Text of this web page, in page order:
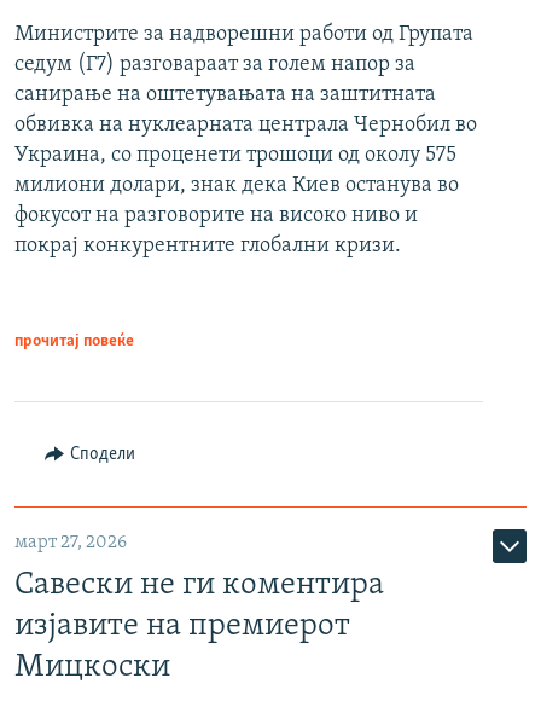
Министрите за надворешни работи од Групата
седум (Г7) разговараат за голем напор за
санирање на оштетувањата на заштитната
обвивка на нуклеарната централа Чернобил во
Украина, со проценети трошоци од околу 575
милиони долари, знак дека Киев останува во
фокусот на разговорите на високо ниво и
покрај конкурентните глобални кризи.
прочитај повеќе
Сподели
март 27, 2026
Савески не ги коментира
изјавите на премиерот
Мицкоски